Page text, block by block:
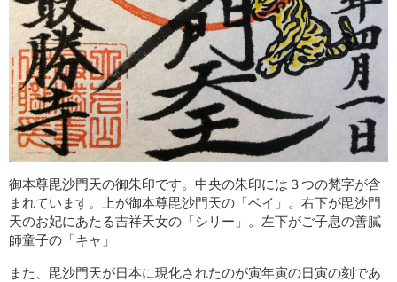
御本尊毘沙門天の御朱印です。中央の朱印には３つの梵字が含
まれています。上が御本尊毘沙門天の「ベイ」。右下が毘沙門
天のお妃にあたる吉祥天女の「シリー」。左下がご子息の善膩
師童子の「キャ」
また、毘沙門天が日本に現化されたのが寅年寅の日寅の刻であ